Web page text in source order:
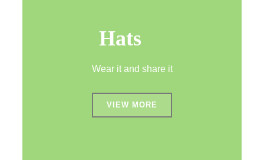
Hats
Wear it and share it
VIEW MORE